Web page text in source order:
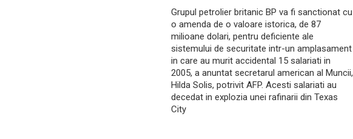
Grupul petrolier britanic BP va fi sanctionat cu
o amenda de o valoare istorica, de 87
milioane dolari, pentru deficiente ale
sistemului de securitate intr-un amplasament
in care au murit accidental 15 salariati in
2005, a anuntat secretarul american al Muncii,
Hilda Solis, potrivit AFP. Acesti salariati au
decedat in explozia unei rafinarii din Texas
City